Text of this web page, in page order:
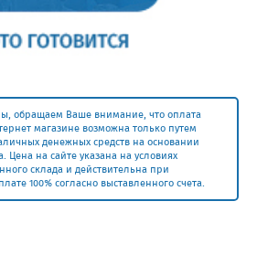
обращаем Ваше внимание, что оплата
магазине возможна только путем
денежных средств на основании
Цена на сайте указана на условиях
склада и действительна при
100% согласно выставленного счета.